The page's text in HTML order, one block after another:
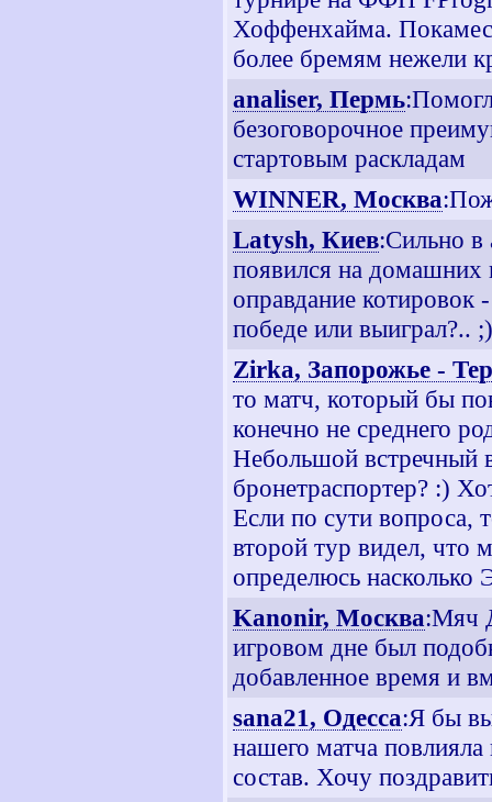
Хоффенхайма.
более бремям нежели
analiser, Пермь
безоговорочное
стартовым раскладам
WINNER, Москва
Latysh, Киев:Сильно в
появился на
оправдание котировок
победе или выиграл?.. ;)
Zirka, Запорожье -
то матч, который бы
конечно не среднего
Небольшой встречный
бронетраспортер? :)
Если по сути вопроса,
второй тур видел, что
определюсь насколько
Kanonir, Москва:Мяч
игровом дне был
добавленное время и
sana21, Одесса:Я бы
нашего матча
состав. Хочу